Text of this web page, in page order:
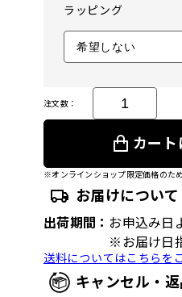
ラッピング
注文数：
カート
※オンラインショップ限定価格のた
お届けについて
出荷期間： お申込み日
※お届け日
送料についてはこちらを
キャンセル・